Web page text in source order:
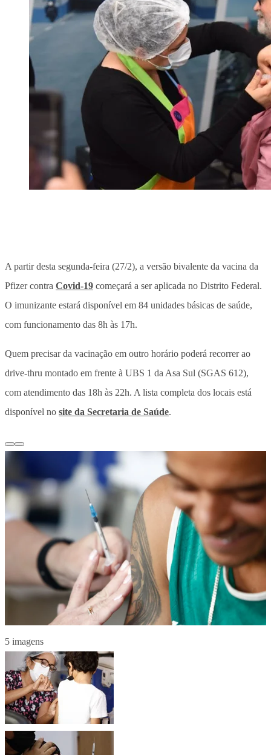
A partir desta segunda-feira (27/2), a versão bivalente da vacina da
Pfizer contra Covid-19 começará a ser aplicada no Distrito Federal.
O imunizante estará disponível em 84 unidades básicas de saúde,
com funcionamento das 8h às 17h.
Quem precisar da vacinação em outro horário poderá recorrer ao
drive-thru montado em frente à UBS 1 da Asa Sul (SGAS 612),
com atendimento das 18h às 22h. A lista completa dos locais está
disponível no site da Secretaria de Saúde.
5 imagens